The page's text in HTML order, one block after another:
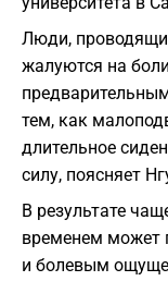
Люди,
жалуются на
тем, как
длительное
силу, поясняет
В результате
временем может
и болевым